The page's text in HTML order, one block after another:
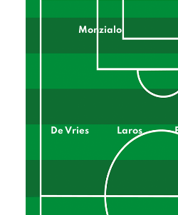
Monzialo
De Vries Laros